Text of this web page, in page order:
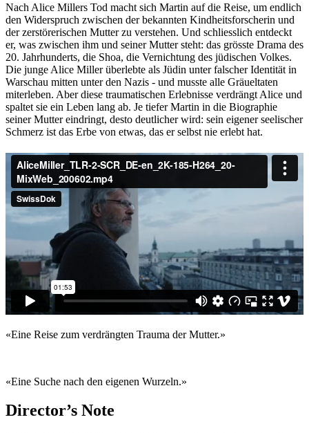
Nach Alice Millers Tod macht sich Martin auf die Reise, um endlich
den Widerspruch zwischen der bekannten Kindheitsforscherin und
der zerstörerischen Mutter zu verstehen. Und schliesslich entdeckt
er, was zwischen ihm und seiner Mutter steht: das grösste Drama des
20. Jahrhunderts, die Shoa, die Vernichtung des jüdischen Volkes.
Die junge Alice Miller überlebte als Jüdin unter falscher Identität in
Warschau mitten unter den Nazis - und musste alle Gräueltaten
miterleben. Aber diese traumatischen Erlebnisse verdrängt Alice und
spaltet sie ein Leben lang ab. Je tiefer Martin in die Biographie
seiner Mutter eindringt, desto deutlicher wird: sein eigener seelischer
Schmerz ist das Erbe von etwas, das er selbst nie erlebt hat.
«Eine Reise zum verdrängten Trauma der Mutter.»
«Eine Suche nach den eigenen Wurzeln.»
Director’s Note